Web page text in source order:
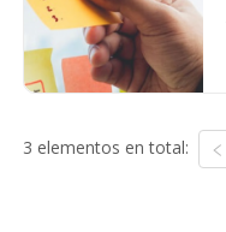
3 elementos en total: